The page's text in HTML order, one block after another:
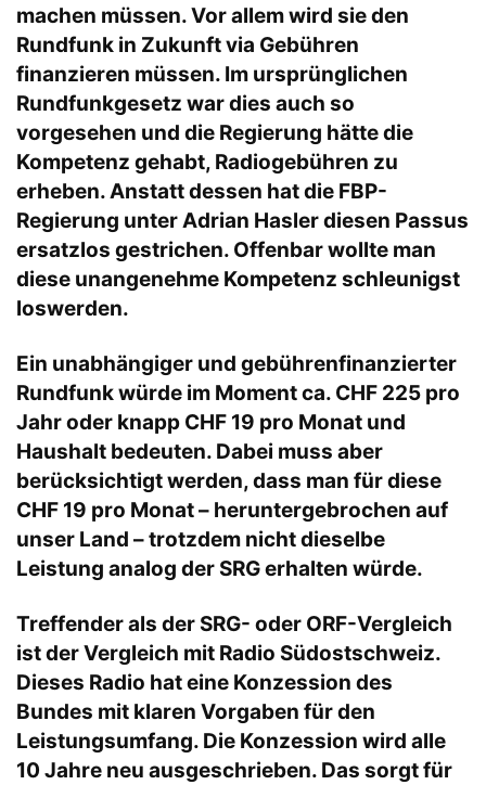
machen müssen. Vor allem wird sie den
Rundfunk in Zukunft via Gebühren
finanzieren müssen. Im ursprünglichen
Rundfunkgesetz war dies auch so
vorgesehen und die Regierung hätte die
Kompetenz gehabt, Radiogebühren zu
erheben. Anstatt dessen hat die FBP-
Regierung unter Adrian Hasler diesen Passus
ersatzlos gestrichen. Offenbar wollte man
diese unangenehme Kompetenz schleunigst
loswerden.
Ein unabhängiger und gebührenfinanzierter
Rundfunk würde im Moment ca. CHF 225 pro
Jahr oder knapp CHF 19 pro Monat und
Haushalt bedeuten. Dabei muss aber
berücksichtigt werden, dass man für diese
CHF 19 pro Monat – heruntergebrochen auf
unser Land – trotzdem nicht dieselbe
Leistung analog der SRG erhalten würde.
Treffender als der SRG- oder ORF-Vergleich
ist der Vergleich mit Radio Südostschweiz.
Dieses Radio hat eine Konzession des
Bundes mit klaren Vorgaben für den
Leistungsumfang. Die Konzession wird alle
10 Jahre neu ausgeschrieben. Das sorgt für